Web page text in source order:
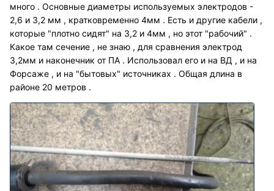
много . Основные диаметры используемых электродов -
2,6 и 3,2 мм , кратковременно 4мм . Есть и другие кабели ,
которые "плотно сидят" на 3,2 и 4мм , но этот "рабочий" .
Какое там сечение , не знаю , для сравнения электрод
3,2мм и наконечник от ПА . Использовал его и на ВД , и на
Форсаже , и на "бытовых" источниках . Общая длина в
районе 20 метров .